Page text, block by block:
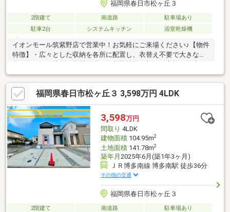
福岡県春日市松ヶ丘３
2階建て 南道路
駐車場あり
駐車2台
システムキッチン 浴室乾燥機
イオンモール筑紫野店で営業中！お気軽にご来場ください♪【物件
特徴】・広々とした収納を各所に配置し、衣替え不要で大きな荷
配慮した高性能断熱材を採用・家事の移動が最小限で済む効率的
な生活動線・食洗機や浴室乾燥機など共働き世帯にも嬉しい住宅
設備を豊富に採用【周辺環境】・最寄りスーパーまで徒歩圏
内！・保育園や遊具の多い公園も近く、小さなお子様がいるご家
族も暮らしやすい立地≪ローンでお悩みの方へ≫住宅ローン実績
あり！ライフプラン相談会も無料開催中♪外部ＦＰが中立の立場で
住宅購入をご提案させていただきます。
福岡県春日市松ヶ丘３ 3,598万円 4LDK
3,598万円
間取り 4LDK
建物面積104.95m2
土地面積141.78m2
築年月 2025年6月(築1年3ヶ月)
ＪＲ博多南線 博多南駅 徒歩36分
その他の交通
福岡県春日市松ヶ丘３
2階建て 南道路
駐車場あり